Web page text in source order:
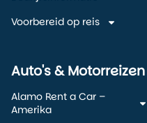
Voorbereid op reis
Auto's & Motorreizen
Alamo Rent a Car –
Amerika